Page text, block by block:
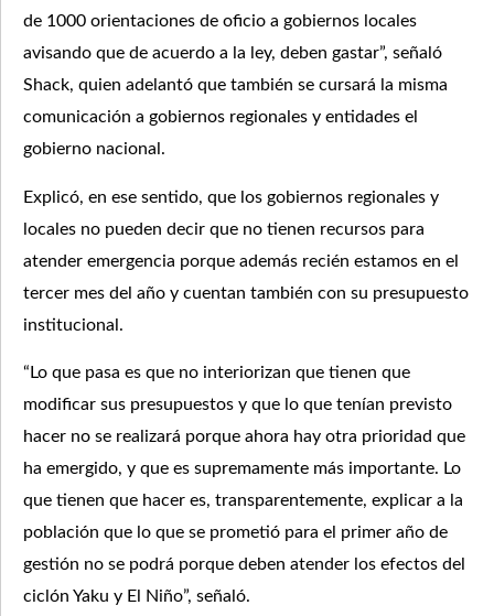
de 1000 orientaciones de oficio a gobiernos locales
avisando que de acuerdo a la ley, deben gastar”, señaló
Shack, quien adelantó que también se cursará la misma
comunicación a gobiernos regionales y entidades el
gobierno nacional.
Explicó, en ese sentido, que los gobiernos regionales y
locales no pueden decir que no tienen recursos para
atender emergencia porque además recién estamos en el
tercer mes del año y cuentan también con su presupuesto
institucional.
“Lo que pasa es que no interiorizan que tienen que
modificar sus presupuestos y que lo que tenían previsto
hacer no se realizará porque ahora hay otra prioridad que
ha emergido, y que es supremamente más importante. Lo
que tienen que hacer es, transparentemente, explicar a la
población que lo que se prometió para el primer año de
gestión no se podrá porque deben atender los efectos del
ciclón Yaku y El Niño”, señaló.